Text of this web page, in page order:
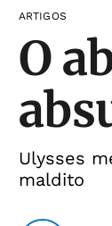
ARTIGOS
O
Ulysses
maldito